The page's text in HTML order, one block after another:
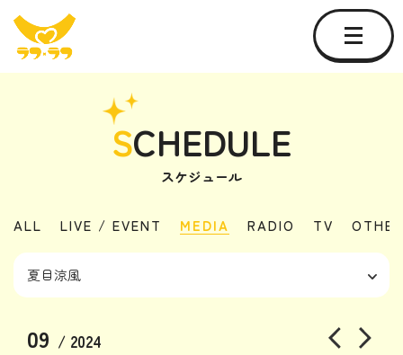
SCHEDULE
スケジュール
ALL LIVE / EVENT MEDIA RADIO TV OTHER
09 / 2024